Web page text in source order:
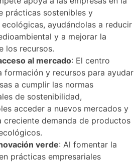
prácticas sostenibles y
ayudándolas a reducir
y a mejorar la
los recursos.
al mercado: El centro
formación y recursos para ayudar
a cumplir las normas
de sostenibilidad,
acceder a nuevos mercados y
creciente demanda de productos
verde: Al fomentar la
prácticas empresariales